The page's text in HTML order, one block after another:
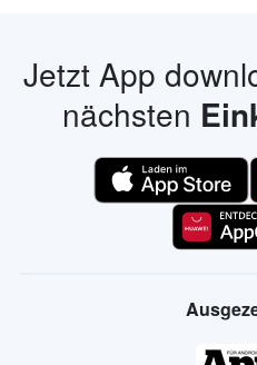
Jetzt App
nächsten